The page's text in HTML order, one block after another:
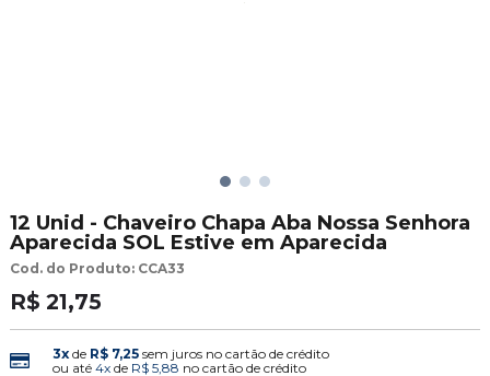
12 Unid - Chaveiro Chapa Aba Nossa Senhora
Aparecida SOL Estive em Aparecida
Cod. do Produto: CCA33
R$ 21,75
3xde R$ 7,25 sem juros no cartão de crédito
ou até 4xde R$ 5,88 no cartão de crédito